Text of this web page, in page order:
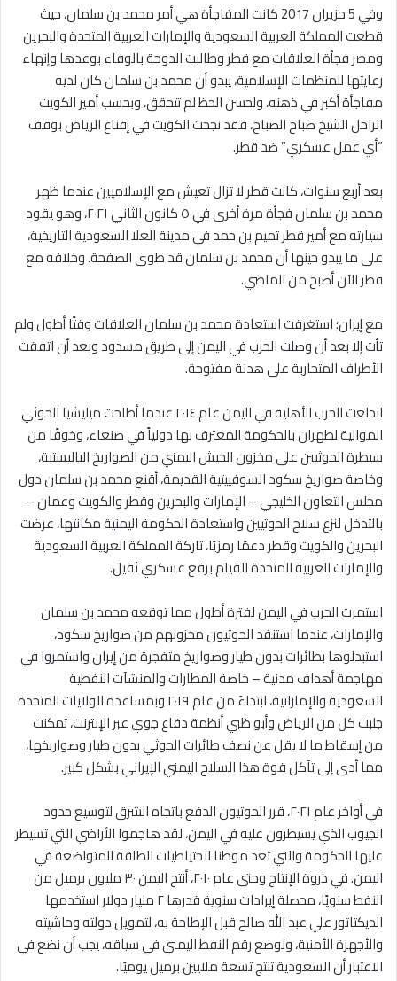
وفي 5 حزيران 2017 كانت المفاجأة هي أمر محمد بن سلمان، حيث
قطعت المملكة العربية السعودية والإمارات العربية المتحدة والبحرين
ومصر فجأة العلاقات مع قطر وطالبت الدوحة بالوفاء بوعدها وإنهاء
رعايتها للمنظمات الإسلامية، يبدو أن محمد بن سلمان كان لديه
مفاجأة أكبر في ذهنه، ولحسن الحظ لم تتحقق، وبحسب أمير الكويت
الراحل الشيخ صباح الصباح، فقد نجحت الكويت في إقناع الرياض بوقف
“أي عمل عسكري” ضد قطر.
بعد أربع سنوات، كانت قطر لا تزال تعيش مع الإسلاميين عندما ظهر
محمد بن سلمان فجأة مرة أخرى في ٥ كانون الثاني ٢٠٢١، وهو يقود
سيارته مع أمير قطر تميم بن حمد في مدينة العلا السعودية التاريخية،
على ما يبدو حينها أن محمد بن سلمان قد طوى الصفحة. وخلافه مع
قطر الآن أصبح من الماضي.
مع إيران؛ استغرقت استعادة محمد بن سلمان العلاقات وقتًا أطول ولم
تأت إلا بعد أن وصلت الحرب في اليمن إلى طريق مسدود وبعد أن اتفقت
الأطراف المتحاربة على هدنة مفتوحة.
اندلعت الحرب الأهلية في اليمن عام ٢٠١٤ عندما أطاحت ميليشيا الحوثي
الموالية لطهران بالحكومة المعترف بها دولياً في صنعاء، وخوفًا من
سيطرة الحوثيين على مخزون الجيش اليمني من الصواريخ الباليستية،
وخاصة صواريخ سكود السوفييتية القديمة، أقنع محمد بن سلمان دول
مجلس التعاون الخليجي – الإمارات والبحرين وقطر والكويت وعمان –
بالتدخل لنزع سلاح الحوثيين واستعادة الحكومة اليمنية مكانتها، عرضت
البحرين والكويت وقطر دعمًا رمزيًا، تاركة المملكة العربية السعودية
والإمارات العربية المتحدة للقيام برفع عسكري ثقيل.
استمرت الحرب في اليمن لفترة أطول مما توقعه محمد بن سلمان
والإمارات، عندما استنفد الحوثيون مخزونهم من صواريخ سكود،
استبدلوها بطائرات بدون طيار وصواريخ متفجرة من إيران واستمروا في
مهاجمة أهداف مدنية – خاصة المطارات والمنشآت النفطية
السعودية والإماراتية، ابتداءً من عام ٢٠١٩ وبمساعدة الولايات المتحدة
جلبت كل من الرياض وأبو ظبي أنظمة دفاع جوي عبر الإنترنت، تمكنت
من إسقاط ما لا يقل عن نصف طائرات الحوثي بدون طيار وصواريخها،
مما أدى إلى تآكل قوة هذا السلاح اليمني الإيراني بشكل كبير.
في أواخر عام ٢٠٢١، قرر الحوثيون الدفع باتجاه الشرق لتوسيع حدود
الجيوب الذي يسيطرون عليه في اليمن، لقد هاجموا الأراضي التي تسيطر
عليها الحكومة والتي تعد موطنا لاحتياطيات الطاقة المتواضعة في
اليمن. في ذروة الإنتاج وحتى عام ٢٠١٠، أنتج اليمن ٣٠ مليون برميل من
النفط سنويًا، محصلة إيرادات سنوية قدرها ٢ مليار دولار استخدمها
الديكتاتور علي عبد الله صالح قبل الإطاحة به، لتمويل دولته وحاشيته
والأجهزة الأمنية، ولوضع رقم النفط اليمني في سياقه، يجب أن نضع في
الاعتبار أن السعودية تنتج تسعة ملايين برميل يوميًا.